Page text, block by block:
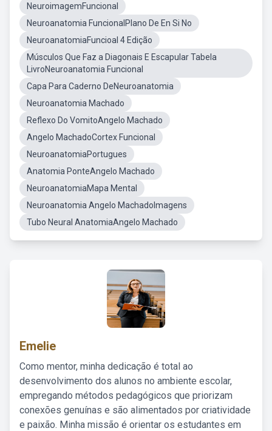
NeuroimagemFuncional
Neuroanatomia FuncionalPlano De En Si No
NeuroanatomiaFuncioal 4 Edição
Músculos Que Faz a Diagonais E Escapular Tabela
LivroNeuroanatomia Funcional
Capa Para Caderno DeNeuroanatomia
Neuroanatomia Machado
Reflexo Do VomitoAngelo Machado
Angelo MachadoCortex Funcional
NeuroanatomiaPortugues
Anatomia PonteAngelo Machado
NeuroanatomiaMapa Mental
Neuroanatomia Angelo MachadoImagens
Tubo Neural AnatomiaAngelo Machado
Emelie
Como mentor, minha dedicação é total ao
desenvolvimento dos alunos no ambiente escolar,
empregando métodos pedagógicos que priorizam
conexões genuínas e são alimentados por criatividade
e paixão. Minha missão é orientar os estudantes em